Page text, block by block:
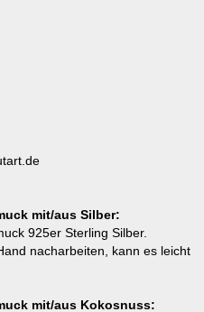
mit/aus Silber:
925er Sterling Silber.
nacharbeiten, kann es leicht
mit/aus Kokosnuss: